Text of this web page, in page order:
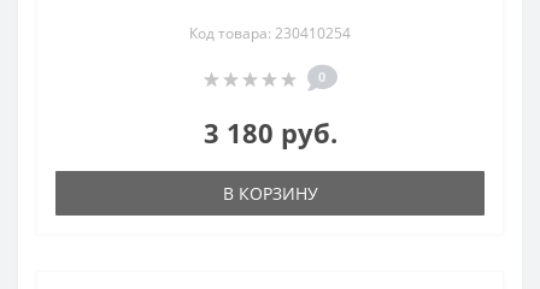
Код товара: 230410254
0
3 180 руб.
В КОРЗИНУ